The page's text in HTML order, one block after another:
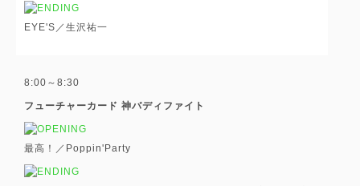
EYE'S／生沢祐一
8:00～8:30
フューチャーカード 神バディファイト
最高！／Poppin'Party